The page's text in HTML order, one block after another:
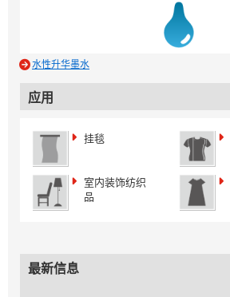
水性升华墨水
应用
挂毯
室内装饰纺织
品
最新信息